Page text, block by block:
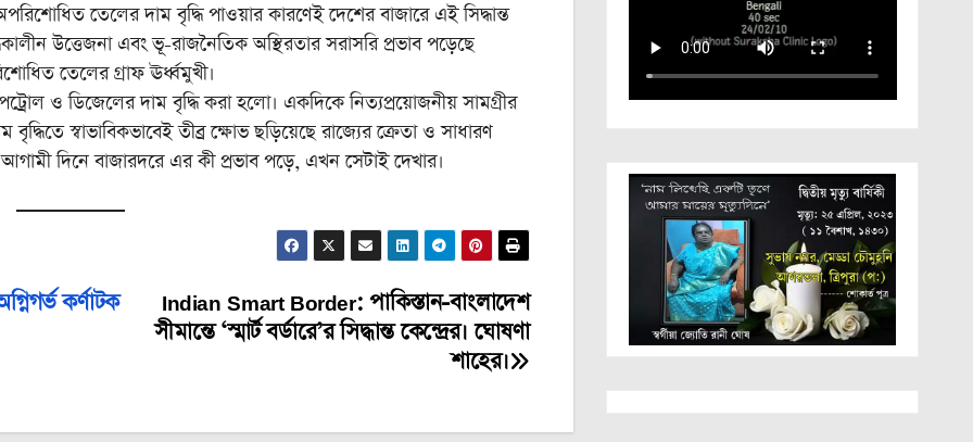
তেলের দাম বৃদ্ধি পাওয়ার কারণেই দেশের বাজারে এই সিদ্ধান্ত
উত্তেজনা এবং ভূ-রাজনৈতিক অস্থিরতার সরাসরি প্রভাব পড়েছে
তেলের গ্রাফ ঊর্ধ্বমুখী।
ও ডিজেলের দাম বৃদ্ধি করা হলো। একদিকে নিত্যপ্রয়োজনীয় সামগ্রীর
স্বাভাবিকভাবেই তীব্র ক্ষোভ ছড়িয়েছে রাজ্যের ক্রেতা ও সাধারণ
দিনে বাজারদরে এর কী প্রভাব পড়ে, এখন সেটাই দেখার।
Indian Smart Border: পাকিস্তান-বাংলাদেশ
সীমান্তে ‘স্মার্ট বর্ডারে’র সিদ্ধান্ত কেন্দ্রের। ঘোষণা
শাহের।
কর্ণাটক